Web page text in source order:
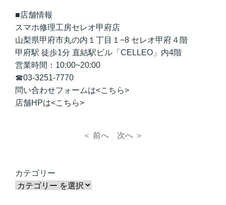
■店舗情報
スマホ修理工房セレオ甲府店
山梨県甲府市丸の内１丁目１−8 セレオ甲府４階
甲府駅 徒歩1分 直結駅ビル「CELLEO」内4階
営業時間：10:00~20:00
☎03-3251-7770
問い合わせフォームは<こちら>
店舗HPは<こちら>
＜ 前へ 次へ ＞
カテゴリー